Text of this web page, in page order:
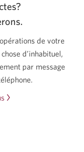
de votre
d’inhabituel,
par message
sur